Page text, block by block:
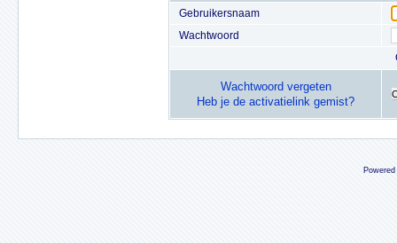
Gebruikersnaam
Wachtwoord
Wachtwoord vergeten
Heb je de activatielink gemist?